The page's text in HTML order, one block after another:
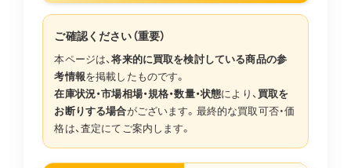
ご確認ください（重要）
本ページは、将来的に買取を検討している商品の参
考情報を掲載したものです。
在庫状況・市場相場・規格・数量・状態により、買取を
お断りする場合がございます。最終的な買取可否・価
格は、査定にてご案内します。